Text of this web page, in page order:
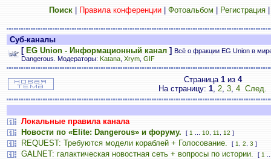
Поиск| Правила конференции| Фотоальбом Регистрация
Суб-каналы
[ EG Union - Информационный канал ] Всё о фракции EG Union в
Dangerous. Модераторы: Katana Xrym GIF
Страница 1из 4
На страницу: 1, 2, 3, 4 След.
Локальные правила канала
Новости по «Elite: Dangerous» и форуму.
[ 1 10 11 12 ]
REQUEST: Требуются модели кораблей + Голосование. [ 1 2 3 ]
GALNET: галактическая новостная сеть + вопросы по истории. [ 1